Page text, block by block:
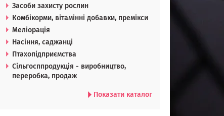
Засоби захисту рослин
Комбікорми, вітамінні добавки, премікси
Меліорація
Насіння, саджанці
Птахопідприємства
Сільгосппродукція - виробництво,
переробка, продаж
Показати каталог